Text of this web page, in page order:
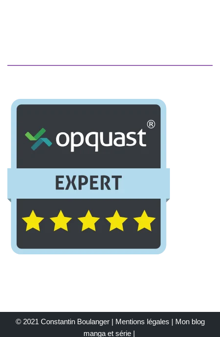
© 2021 Constantin Boulanger | Mentions légales | Mon blog
manga et série|